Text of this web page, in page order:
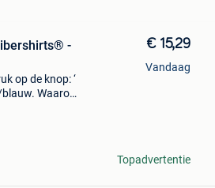
-
op de knop: ‘
Waarom
€ 15,29
Vandaag
Topadvertentie